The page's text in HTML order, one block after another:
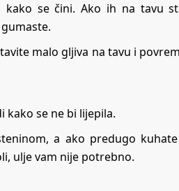
se čini. Ako ih na tavu
malo gljiva na tavu i
kako se ne bi lijepila.
a ako predugo
ulje vam nije potrebno.